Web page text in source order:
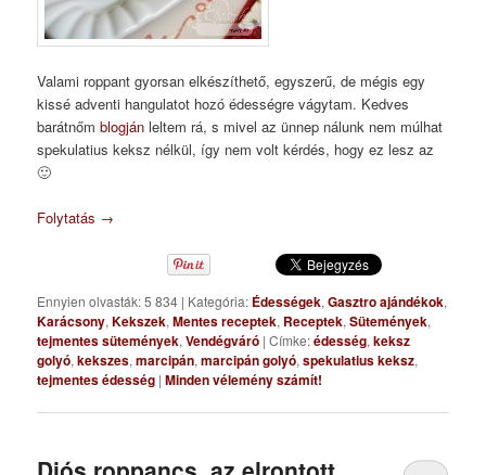
Valami roppant gyorsan elkészíthető, egyszerű, de mégis egy
kissé adventi hangulatot hozó édességre vágytam. Kedves
barátnőmblogjánleltem rá, s mivel az ünnep nálunk nem múlhat
spekulatius keksz nélkül, így nem volt kérdés, hogy ez lesz az
🙂
Folytatás →
Ennyien olvasták: 5 834 | Kategória: Édességek,Gasztro ajándékok,
Karácsony,Kekszek,Mentes receptek, Receptek,Sütemények,
tejmentes sütemények,Vendégváró |Címke:édesség,keksz
golyó,kekszes,marcipán,marcipán golyó,spekulatius keksz,
tejmentes édesség |Minden vélemény számít!